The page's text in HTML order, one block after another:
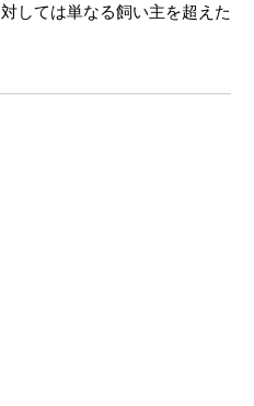
しては単なる飼い主を超えた